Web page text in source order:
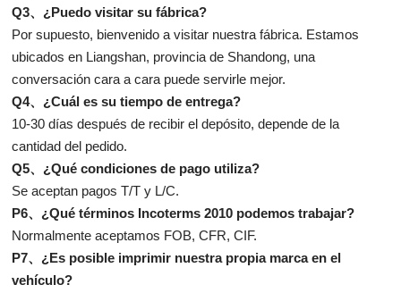
Q3、¿Puedo visitar su fábrica?
Por supuesto, bienvenido a visitar nuestra fábrica. Estamos
ubicados en Liangshan, provincia de Shandong, una
conversación cara a cara puede servirle mejor.
Q4、¿Cuál es su tiempo de entrega?
10-30 días después de recibir el depósito, depende de la
cantidad del pedido.
Q5、¿Qué condiciones de pago utiliza?
Se aceptan pagos T/T y L/C.
P6、¿Qué términos Incoterms 2010 podemos trabajar?
Normalmente aceptamos FOB, CFR, CIF.
P7、¿Es posible imprimir nuestra propia marca en el
vehículo?